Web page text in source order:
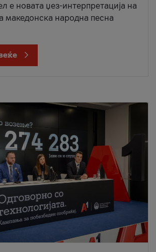
е новата џез-интерпретација на
македонска народна песна